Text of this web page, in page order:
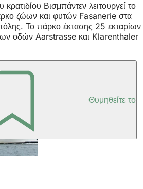
Βισμπάντεν λειτουργεί το
ζώων και φυτών Fasanerie στα
Το πάρκο έκτασης 25 εκταρίων
των οδών Aarstrasse και Klarenthaler
Θυμηθείτε το